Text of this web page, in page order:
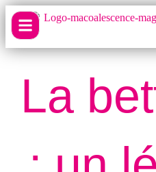
La